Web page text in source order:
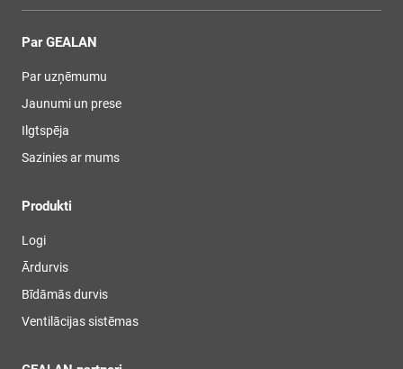
Par GEALAN
Par uzņēmumu
Jaunumi un prese
Ilgtspēja
Sazinies ar mums
Produkti
Logi
Ārdurvis
Bīdāmās durvis
Ventilācijas sistēmas